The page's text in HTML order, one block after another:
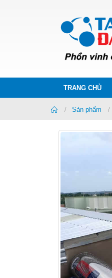
TRANG CHỦ
Home
Sản phẩm